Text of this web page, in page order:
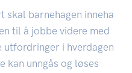
skal barnehagen inneha
til å jobbe videre med
i hverdagen
kan unngås og løses